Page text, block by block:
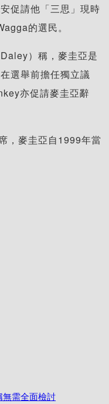
促請他「三思」現時
的選民。
）稱，麥圭亞是
選舉前擔任獨立議
亦促請麥圭亞辭
，麥圭亞自1999年當
無需全面檢討